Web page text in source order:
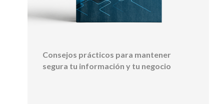
Consejos prácticos para mantener
segura tu información y tu negocio